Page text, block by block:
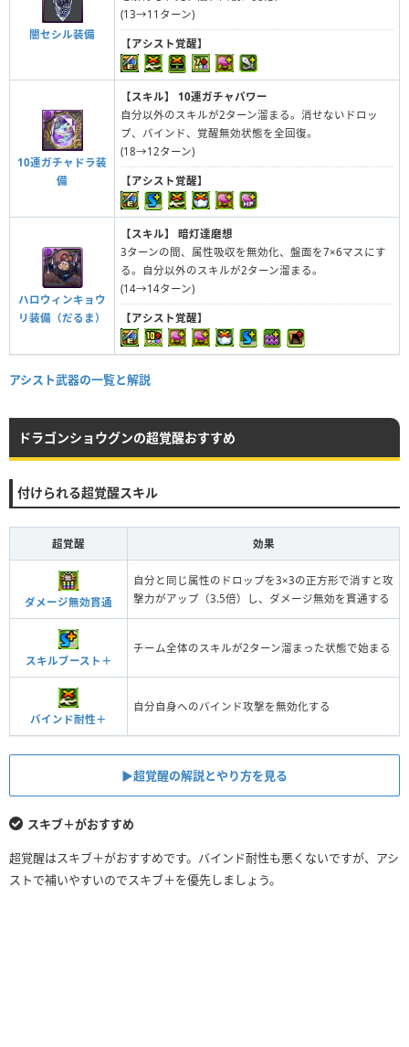
闇セシル装備
(13→11ターン)
【アシスト覚醒】
10連ガチャドラ装
備
【スキル】
10連ガチャパワー
自分以外のスキルが2ターン溜まる。消せないドロッ
プ、バインド、覚醒無効状態を全回復。
(18→12ターン)
【アシスト覚醒】
ハロウィンキョウ
リ装備（だるま）
【スキル】
暗灯達磨想
3ターンの間、属性吸収を無効化、盤面を7×6マスにす
る。自分以外のスキルが2ターン溜まる。
(14→14ターン)
【アシスト覚醒】
アシスト武器の一覧と解説
ドラゴンショウグンの超覚醒おすすめ
付けられる超覚醒スキル
超覚醒 効果
ダメージ無効貫通
自分と同じ属性のドロップを3×3の正方形で消すと攻
撃力がアップ（3.5倍）し、ダメージ無効を貫通する
スキルブースト＋
チーム全体のスキルが2ターン溜まった状態で始まる
バインド耐性＋
自分自身へのバインド攻撃を無効化する
▶︎超覚醒の解説とやり方を見る
スキブ＋がおすすめ
超覚醒はスキブ＋がおすすめです。バインド耐性も悪くないですが、アシ
ストで補いやすいのでスキブ＋を優先しましょう。